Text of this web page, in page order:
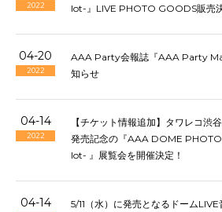
2022
lot-』LIVE PHOTO GOODS販売
04-20
2022
AAA Party会報誌『AAA Party
知らせ
04-14
2022
【チケット情報追加】タワレコ渋
発売記念の『AAA DOME
lot- 』展覧会を開催決定！
04-14
5/11（水）に発売となるドーム